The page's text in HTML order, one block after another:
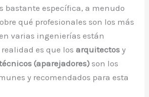
bastante específica, a menudo
qué profesionales son los más
varias ingenierías están
es que losarquitectos y
(aparejadores) son los
y recomendados para esta